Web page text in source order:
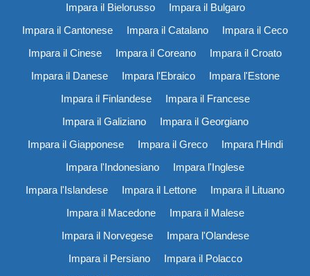
Impara il Bielorusso
Impara il Bulgaro
Impara il Cantonese
Impara il Catalano
Impara il Ceco
Impara il Cinese
Impara il Coreano
Impara il Croato
Impara il Danese
Impara l'Ebraico
Impara l'Estone
Impara il Finlandese
Impara il Francese
Impara il Galiziano
Impara il Georgiano
Impara il Giapponese
Impara il Greco
Impara l'Hindi
Impara l'Indonesiano
Impara l'Inglese
Impara l'Islandese
Impara il Lettone
Impara il Lituano
Impara il Macedone
Impara il Malese
Impara il Norvegese
Impara l'Olandese
Impara il Persiano
Impara il Polacco